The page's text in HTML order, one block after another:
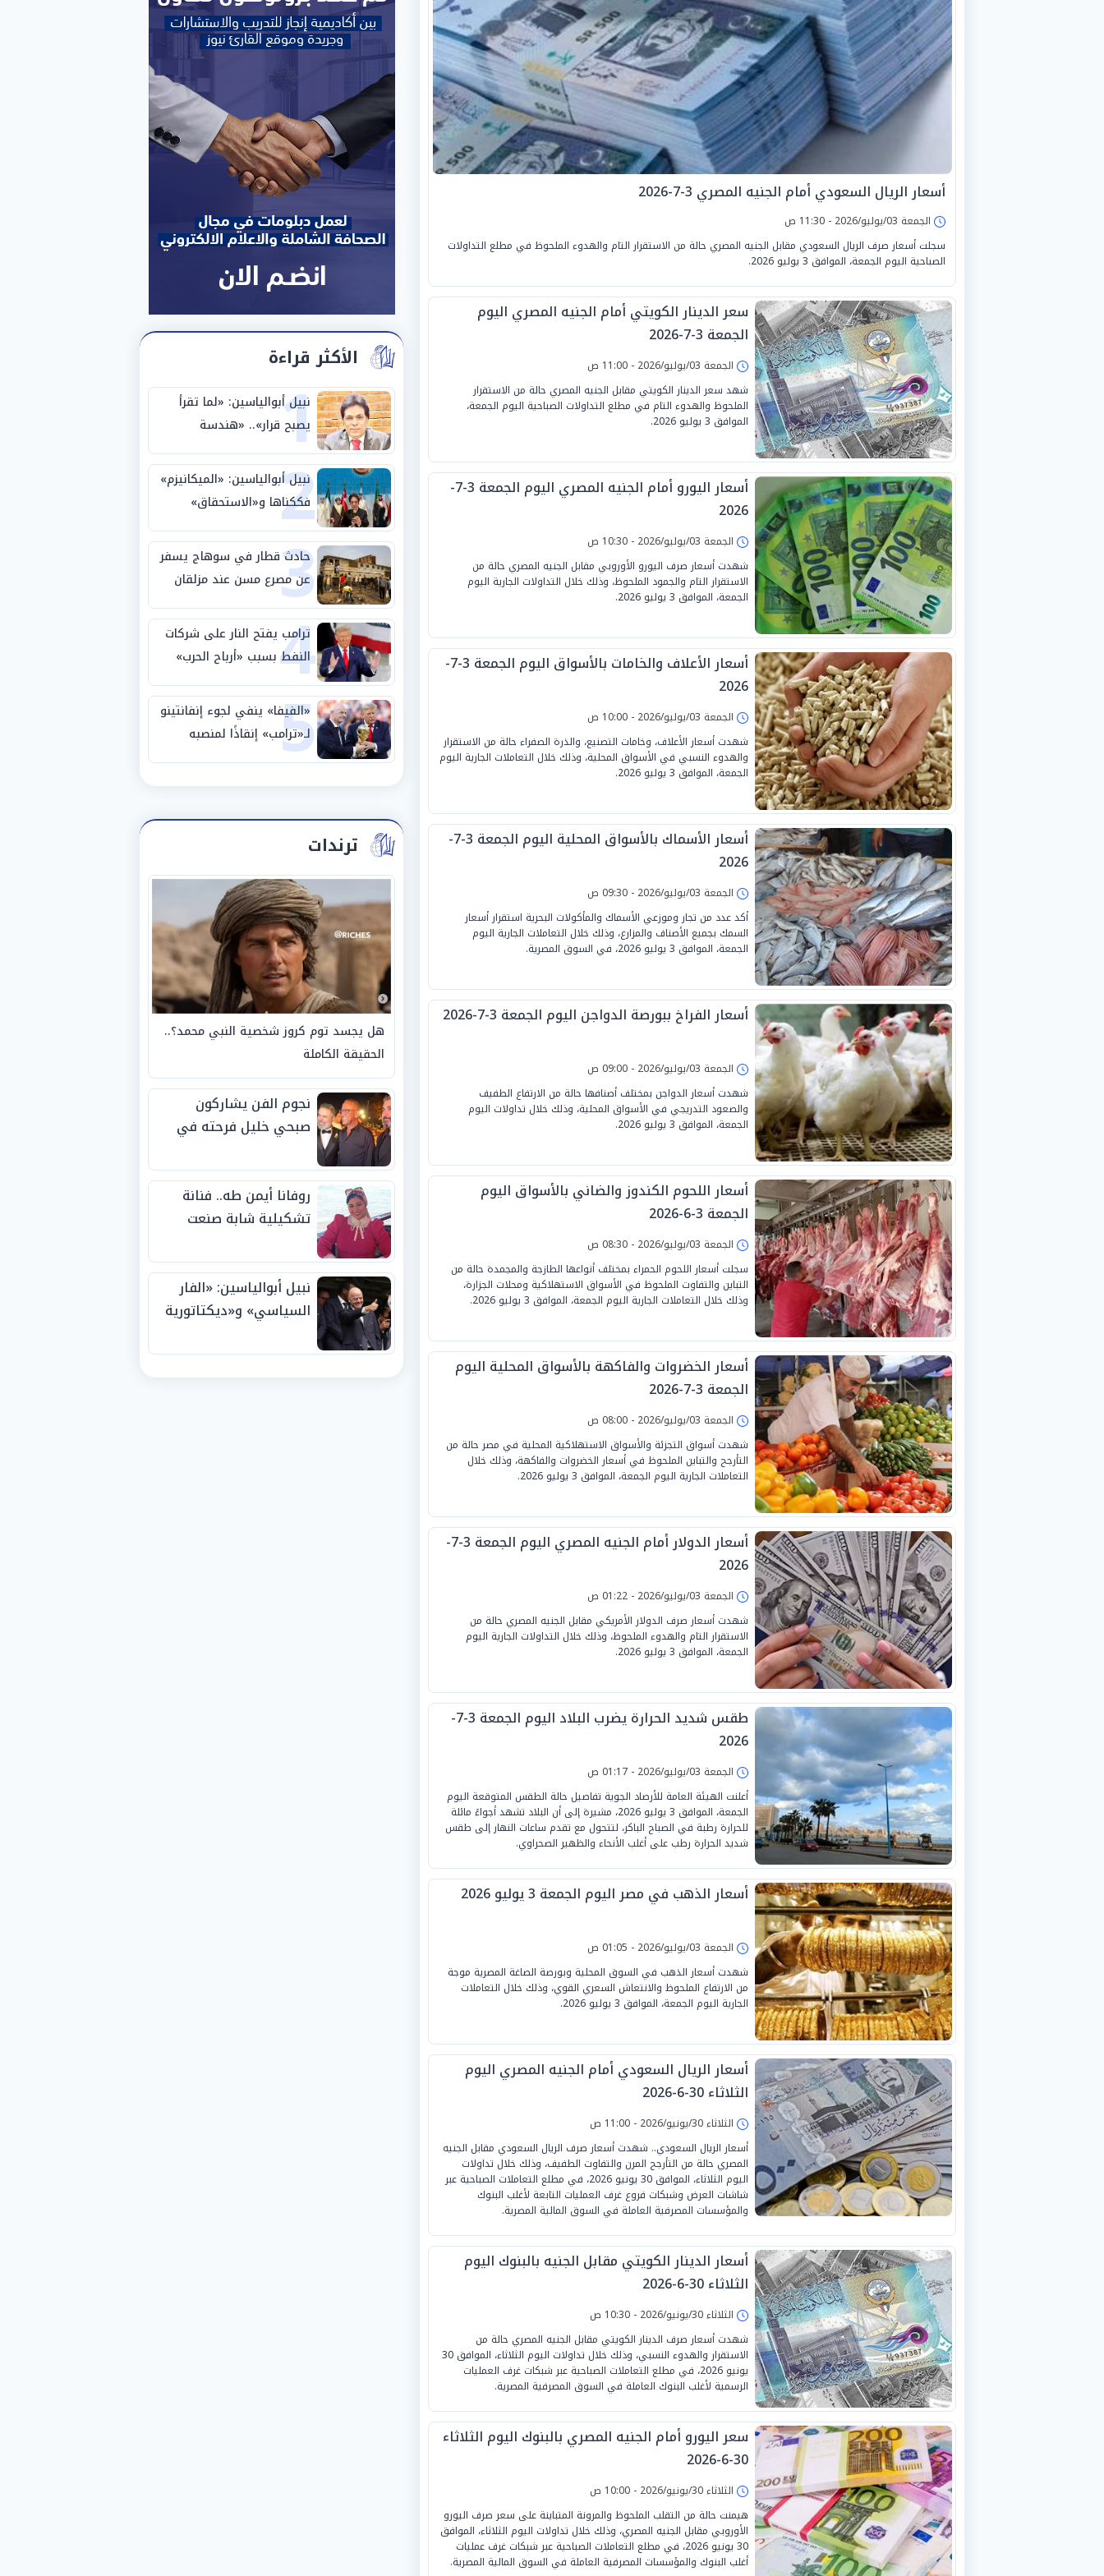
أسعار الريال السعودي أمام الجنيه المصري 3-7-2026
الجمعة 03/يوليو/2026 - 11:30 ص
سجلت أسعار صرف الريال السعودي مقابل الجنيه المصري حالة من الاستقرار التام والهدوء الملحوظ في مطلع التداولات
الصباحية اليوم الجمعة، الموافق 3 يوليو 2026.
سعر الدينار الكويتي أمام الجنيه المصري اليوم
الجمعة 3-7-2026
الجمعة 03/يوليو/2026 - 11:00 ص
شهد سعر الدينار الكويتي مقابل الجنيه المصري حالة من الاستقرار
الملحوظ والهدوء التام في مطلع التداولات الصباحية اليوم الجمعة،
الموافق 3 يوليو 2026.
أسعار اليورو أمام الجنيه المصري اليوم الجمعة 3-7-
2026
الجمعة 03/يوليو/2026 - 10:30 ص
شهدت أسعار صرف اليورو الأوروبي مقابل الجنيه المصري حالة من
الاستقرار التام والجمود الملحوظ، وذلك خلال التداولات الجارية اليوم
الجمعة، الموافق 3 يوليو 2026.
أسعار الأعلاف والخامات بالأسواق اليوم الجمعة 3-7-
2026
الجمعة 03/يوليو/2026 - 10:00 ص
شهدت أسعار الأعلاف، وخامات التصنيع، والذرة الصفراء حالة من الاستقرار
والهدوء النسبي في الأسواق المحلية، وذلك خلال التعاملات الجارية اليوم
الجمعة، الموافق 3 يوليو 2026.
أسعار الأسماك بالأسواق المحلية اليوم الجمعة 3-7-
2026
الجمعة 03/يوليو/2026 - 09:30 ص
أكد عدد من تجار وموزعي الأسماك والمأكولات البحرية استقرار أسعار
السمك بجميع الأصناف والمزارع، وذلك خلال التعاملات الجارية اليوم
الجمعة، الموافق 3 يوليو 2026، في السوق المصرية.
أسعار الفراخ ببورصة الدواجن اليوم الجمعة 3-7-2026
الجمعة 03/يوليو/2026 - 09:00 ص
شهدت أسعار الدواجن بمختلف أصنافها حالة من الارتفاع الطفيف
والصعود التدريجي في الأسواق المحلية، وذلك خلال تداولات اليوم
الجمعة، الموافق 3 يوليو 2026.
أسعار اللحوم الكندوز والضاني بالأسواق اليوم
الجمعة 3-6-2026
الجمعة 03/يوليو/2026 - 08:30 ص
سجلت أسعار اللحوم الحمراء بمختلف أنواعها الطازجة والمجمدة حالة من
التباين والتفاوت الملحوظ في الأسواق الاستهلاكية ومحلات الجزارة،
وذلك خلال التعاملات الجارية اليوم الجمعة، الموافق 3 يوليو 2026.
أسعار الخضروات والفاكهة بالأسواق المحلية اليوم
الجمعة 3-7-2026
الجمعة 03/يوليو/2026 - 08:00 ص
شهدت أسواق التجزئة والأسواق الاستهلاكية المحلية في مصر حالة من
التأرجح والتباين الملحوظ في أسعار الخضروات والفاكهة، وذلك خلال
التعاملات الجارية اليوم الجمعة، الموافق 3 يوليو 2026.
أسعار الدولار أمام الجنيه المصري اليوم الجمعة 3-7-
2026
الجمعة 03/يوليو/2026 - 01:22 ص
شهدت أسعار صرف الدولار الأمريكي مقابل الجنيه المصري حالة من
الاستقرار التام والهدوء الملحوظ، وذلك خلال التداولات الجارية اليوم
الجمعة، الموافق 3 يوليو 2026.
طقس شديد الحرارة يضرب البلاد اليوم الجمعة 3-7-
2026
الجمعة 03/يوليو/2026 - 01:17 ص
أعلنت الهيئة العامة للأرصاد الجوية تفاصيل حالة الطقس المتوقعة اليوم
الجمعة، الموافق 3 يوليو 2026، مشيرة إلى أن البلاد تشهد أجواءً مائلة
للحرارة رطبة في الصباح الباكر، لتتحول مع تقدم ساعات النهار إلى طقس
شديد الحرارة رطب على أغلب الأنحاء والظهير الصحراوي.
أسعار الذهب في مصر اليوم الجمعة 3 يوليو 2026
الجمعة 03/يوليو/2026 - 01:05 ص
شهدت أسعار الذهب في السوق المحلية وبورصة الصاغة المصرية موجة
من الارتفاع الملحوظ والانتعاش السعري القوي، وذلك خلال التعاملات
الجارية اليوم الجمعة، الموافق 3 يوليو 2026.
أسعار الريال السعودي أمام الجنيه المصري اليوم
الثلاثاء 30-6-2026
الثلاثاء 30/يونيو/2026 - 11:00 ص
أسعار الريال السعودي.. شهدت أسعار صرف الريال السعودي مقابل الجنيه
المصري حالة من التأرجح المرن والتفاوت الطفيف، وذلك خلال تداولات
اليوم الثلاثاء، الموافق 30 يونيو 2026، في مطلع التعاملات الصباحية عبر
شاشات العرض وشبكات فروع غرف العمليات التابعة لأغلب البنوك
والمؤسسات المصرفية العاملة في السوق المالية المصرية.
أسعار الدينار الكويتي مقابل الجنيه بالبنوك اليوم
الثلاثاء 30-6-2026
الثلاثاء 30/يونيو/2026 - 10:30 ص
شهدت أسعار صرف الدينار الكويتي مقابل الجنيه المصري حالة من
الاستقرار والهدوء النسبي، وذلك خلال تداولات اليوم الثلاثاء، الموافق 30
يونيو 2026، في مطلع التعاملات الصباحية عبر شبكات غرف العمليات
الرسمية لأغلب البنوك العاملة في السوق المصرفية المصرية.
سعر اليورو أمام الجنيه المصري بالبنوك اليوم الثلاثاء
30-6-2026
الثلاثاء 30/يونيو/2026 - 10:00 ص
هيمنت حالة من التقلب الملحوظ والمرونة المتباينة على سعر صرف اليورو
الأوروبي مقابل الجنيه المصري، وذلك خلال تداولات اليوم الثلاثاء، الموافق
30 يونيو 2026، في مطلع التعاملات الصباحية عبر شبكات غرف عمليات
أغلب البنوك والمؤسسات المصرفية العاملة في السوق المالية المصرية.
الأكثر قراءة
1
نبيل أبوالياسين: «لما تقرأ
يصبح قرار».. «هندسة
الاستثمار السيادي» بين «ربط
الجيب بالوطن» و«سيادة
الكلمة»
2
نبيل أبوالياسين: «الميكانيزم»
فككناها و«الاستحقاق»
حتمية.. «تفعيل الإرادة»
مهمة الجامعة العربية
3
حادث قطار في سوهاج يسفر
عن مصرع مسن عند مزلقان
المراغة
4
ترامب يفتح النار على شركات
النفط بسبب «أرباح الحرب»
5
«الفيفا» ينفي لجوء إنفانتينو
لـ«ترامب» إنقاذًا لمنصبه
ترندات
هل يجسد توم كروز شخصية النبي محمد؟..
الحقيقة الكاملة
نجوم الفن يشاركون
صبحي خليل فرحته في
روفانا أيمن طه.. فنانة
تشكيلية شابة صنعت
الجوائز منذ الصغر
نبيل أبوالياسين: «الفار
السياسي» و«ديكتاتورية
الفيفا».. وإقالة